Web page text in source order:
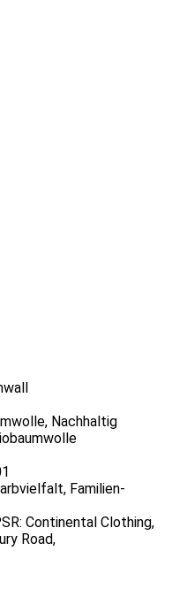
Nachhaltig
Familien-
Continental Clothing,
Road,